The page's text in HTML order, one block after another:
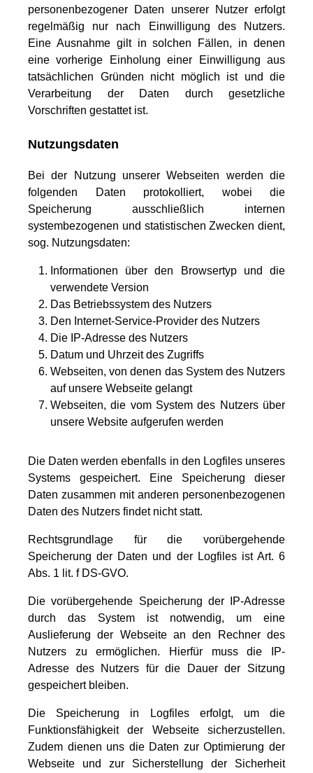
personenbezogener Daten unserer Nutzer erfolgt
regelmäßig nur nach Einwilligung des Nutzers.
Eine Ausnahme gilt in solchen Fällen, in denen
eine vorherige Einholung einer Einwilligung aus
tatsächlichen Gründen nicht möglich ist und die
Verarbeitung der Daten durch gesetzliche
Vorschriften gestattet ist.
Nutzungsdaten
Bei der Nutzung unserer Webseiten werden die
folgenden Daten protokolliert, wobei die
Speicherung ausschließlich internen
systembezogenen und statistischen Zwecken dient,
sog. Nutzungsdaten:
Informationen über den Browsertyp und die
verwendete Version
Das Betriebssystem des Nutzers
Den Internet-Service-Provider des Nutzers
Die IP-Adresse des Nutzers
Datum und Uhrzeit des Zugriffs
Webseiten, von denen das System des Nutzers
auf unsere Webseite gelangt
Webseiten, die vom System des Nutzers über
unsere Website aufgerufen werden
Die Daten werden ebenfalls in den Logfiles unseres
Systems gespeichert. Eine Speicherung dieser
Daten zusammen mit anderen personenbezogenen
Daten des Nutzers findet nicht statt.
Rechtsgrundlage für die vorübergehende
Speicherung der Daten und der Logfiles ist Art. 6
Abs. 1 lit. f DS-GVO.
Die vorübergehende Speicherung der IP-Adresse
durch das System ist notwendig, um eine
Auslieferung der Webseite an den Rechner des
Nutzers zu ermöglichen. Hierfür muss die IP-
Adresse des Nutzers für die Dauer der Sitzung
gespeichert bleiben.
Die Speicherung in Logfiles erfolgt, um die
Funktionsfähigkeit der Webseite sicherzustellen.
Zudem dienen uns die Daten zur Optimierung der
Webseite und zur Sicherstellung der Sicherheit